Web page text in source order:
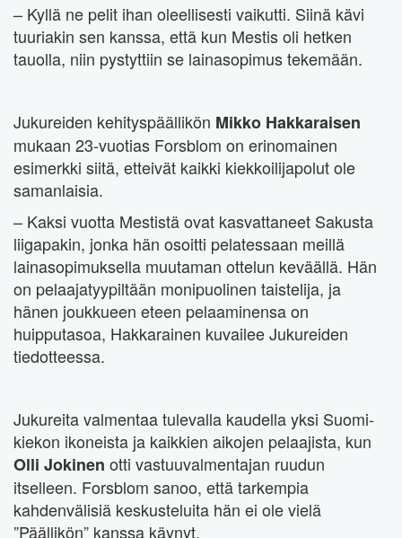
– Kyllä ne pelit ihan oleellisesti vaikutti. Siinä kävi
tuuriakin sen kanssa, että kun Mestis oli hetken
tauolla, niin pystyttiin se lainasopimus tekemään.
Jukureiden kehityspäällikön Mikko Hakkaraisen
mukaan 23-vuotias Forsblom on erinomainen
esimerkki siitä, etteivät kaikki kiekkoilijapolut ole
samanlaisia.
– Kaksi vuotta Mestistä ovat kasvattaneet Sakusta
liigapakin, jonka hän osoitti pelatessaan meillä
lainasopimuksella muutaman ottelun keväällä. Hän
on pelaajatyypiltään monipuolinen taistelija, ja
hänen joukkueen eteen pelaaminensa on
huipputasoa, Hakkarainen kuvailee Jukureiden
tiedotteessa.
Jukureita valmentaa tulevalla kaudella yksi Suomi-
kiekon ikoneista ja kaikkien aikojen pelaajista, kun
Olli Jokinen otti vastuuvalmentajan ruudun
itselleen. Forsblom sanoo, että tarkempia
kahdenvälisiä keskusteluita hän ei ole vielä
”Päällikön” kanssa käynyt.